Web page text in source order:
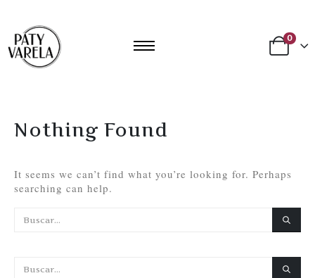
0
Nothing Found
It seems we can’t find what you’re looking for. Perhaps
searching can help.